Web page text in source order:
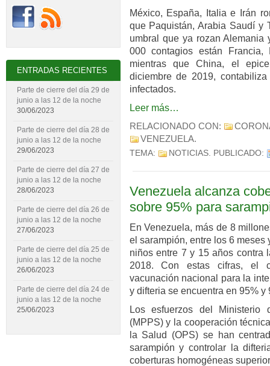
México, España, Italia e Irán
que Paquistán, Arabia Saudí y
umbral que ya rozan
000 contagios están Francia,
mientras que China, el
diciembre de 2019,
infectados.
Leer más…
RELACIONADO CON:
VENEZUELA.
TEMA: NOTICIAS. PUBLICADO:
Venezuela alcanza
sobre 95% para
En Venezuela, más de 8
el sarampión, entre los 6
niños entre 7 y 15 años contra
2018. Con estas cifras, el
vacunación nacional para la
y difteria se encuentra en 95% y
Los esfuerzos del
(MPPS) y la cooperación
la Salud (OPS) se han
sarampión y controlar la
coberturas homogéneas
ENTRADAS RECIENTES
Parte de cierre del día 29 de
junio a las 12 de la noche
30/06/2023
Parte de cierre del día 28 de
junio a las 12 de la noche
29/06/2023
Parte de cierre del día 27 de
junio a las 12 de la noche
28/06/2023
Parte de cierre del día 26 de
junio a las 12 de la noche
27/06/2023
Parte de cierre del día 25 de
junio a las 12 de la noche
26/06/2023
Parte de cierre del día 24 de
junio a las 12 de la noche
25/06/2023